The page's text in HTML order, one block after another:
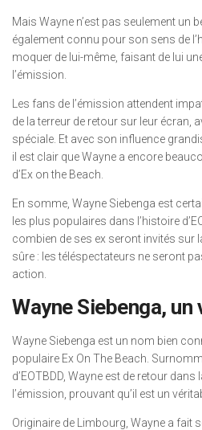
Mais Wayne n’est pas seulement un
également connu pour son sens de
moquer de lui-même, faisant de lui
l’émission.
Les fans de l’émission attendent
de la terreur de retour sur leur écran,
spéciale. Et avec son influence
il est clair que Wayne a encore
d’Ex on the Beach.
En somme, Wayne Siebenga est
les plus populaires dans l’histoire
combien de ses ex seront invités sur
sûre : les téléspectateurs ne seront
action.
Wayne Siebenga, un
Wayne Siebenga est un nom bien
populaire Ex On The Beach.
d’EOTBDD, Wayne est de retour
l’émission, prouvant qu’il est un
Originaire de Limbourg, Wayne a fait